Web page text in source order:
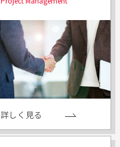
詳しく見る